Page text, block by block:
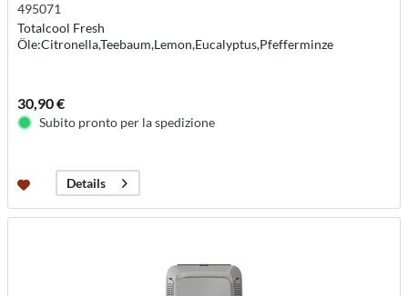
495071
Totalcool Fresh
Öle:Citronella,Teebaum,Lemon,Eucalyptus,Pfefferminze
30,90 €
Subito pronto per la spedizione
Details